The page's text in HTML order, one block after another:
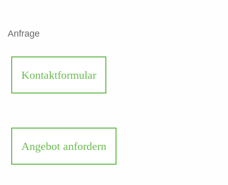
Anfrage
Kontaktformular
Angebot anfordern